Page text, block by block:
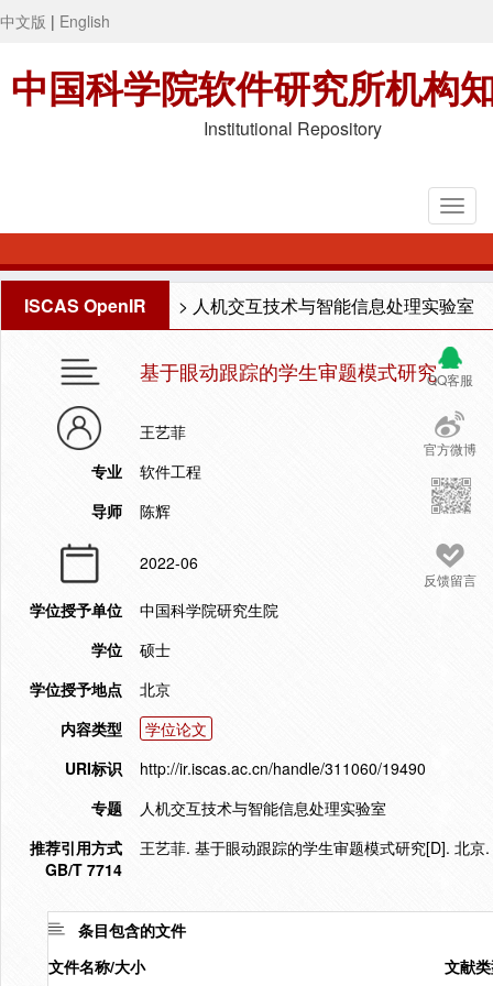
中文版 | English
中国科学院软件研究所机构
Institutional Repository
ISCAS OpenIR > 人机交互技术与智能信息处理实验室
QQ客服
官方微博
反馈留言
基于眼动跟踪的学生审题模式研究
王艺菲
专业
软件工程
导师
陈辉
2022-06
学位授予单位
中国科学院研究生院
学位
硕士
学位授予地点
北京
内容类型
学位论文
URI标识
http://ir.iscas.ac.cn/handle/311060/19490
专题
人机交互技术与智能信息处理实验室
推荐引用方式
GB/T 7714
王艺菲. 基于眼动跟踪的学生审题模式研究[D]. 北
条目包含的文件
文件名称/大小
文献